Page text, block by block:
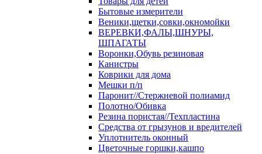
Бытовые измерители
Веники,щетки,совки,окномойки
ВЕРЕВКИ,ФАЛЫ,ШНУРЫ,
ШПАГАТЫ
Воронки,Обувь резиновая
Канистры
Коврики для дома
Мешки п/п
Паронит//Стержневой полиамид
Полотно/Обивка
Резина пористая//Техпластина
Средства от грызунов и вредителей
Уплотнитель оконный
Цветочные горшки,кашпо